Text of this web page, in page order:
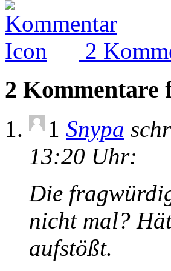
2
2
1 Snypa
13:20 Uhr:
Die
nicht mal?
aufstößt.